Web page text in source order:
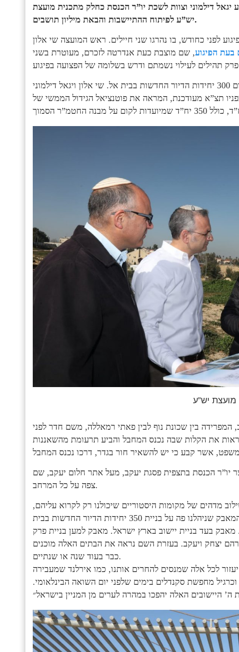
דילמוני וצוות לשכת יו”ר הכנסת כחלק מתכנית מועצת
יש”ע לפיתוח ההתיישבות והבאת מיליון תושבים.
לפני כחודש, בו נהרגו שני חיילים. ראש המועצה שי אלון
בעת הפיגוע, שם מוצבת כעת אנדרטה לזכרם, מעוטרת בשני
לאחר מכן, המשיך הסיור למתחם בו מתוכננים לקום 300 יחידות הדיור החדשות בבית אל. שי אלון ויגאל דילמוני
תצ”א מעודכנת, המראה את פוטנציאל הגידול הממשי של
מועצת יש”ע
המפרידה בין שכונת נוף לבין פאתי רמאללה, משם חדר לפני
את הקלות שבה נכנס המחבל והביע תרעומת מהשאננות
יו”ר הכנסת בתצפית פסגת יעקב, מעל אתר חלום יעקב, שם
צפה על כל המרחב.
מדהים של מקומות היסטוריים שיכולנו רק לקרוא עליהם,
להווה שבו אנחנו בונים וזוכים לחיות על האדמה הזו. המאבק שניהלנו פה על בניית 350 יחידות הדיור החדשות בבית
בעד בניית יישוב בארץ ישראל. מאבק למען בניית פרק
יצחק ויעקב. בעזרת השם נראה את הבתים האלה מוכנים
כבר בעוד שנה או שנתיים.
לכל אלה שמנסים להחרים אותנו, כמו אירלנד שמעבירה
מחפשת סקנדלים בימים שלפני יום השואה הבינלאומי.